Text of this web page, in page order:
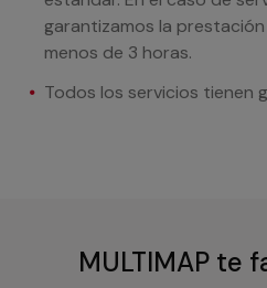
garantizamos la
menos de 3 horas.
Todos los servicios tienen
MULTIMAP te